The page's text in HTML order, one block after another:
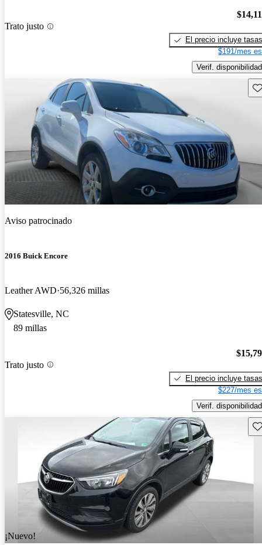
Trato justo
El precio incluye tasas
$191/mes
Verif. disponibilidad
Aviso patrocinado
2016 Buick Encore
Leather AWD 56,326 millas
Statesville, NC
89 millas
Trato justo
El precio incluye tasas
$227/mes
Verif. disponibilidad
¡Nuevo!